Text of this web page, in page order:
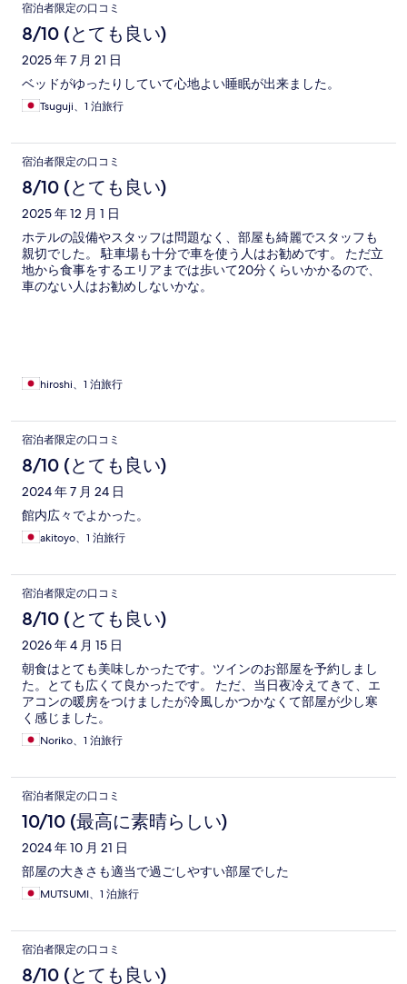
宿泊者限定の口コミ
8/10 (とても良い)
2025 年 7 月 21 日
ベッドがゆったりしていて心地よい睡眠が出来ました。
Tsuguji、1 泊旅行
宿泊者限定の口コミ
8/10 (とても良い)
2025 年 12 月 1 日
ホテルの設備やスタッフは問題なく、部屋も綺麗でスタッフも
親切でした。 駐車場も十分で車を使う人はお勧めです。 ただ立
地から食事をするエリアまでは歩いて20分くらいかかるので、
車のない人はお勧めしないかな。
hiroshi、1 泊旅行
宿泊者限定の口コミ
8/10 (とても良い)
2024 年 7 月 24 日
館内広々でよかった。
akitoyo、1 泊旅行
宿泊者限定の口コミ
8/10 (とても良い)
2026 年 4 月 15 日
朝食はとても美味しかったです。ツインのお部屋を予約しまし
た。とても広くて良かったです。 ただ、当日夜冷えてきて、エ
アコンの暖房をつけましたが冷風しかつかなくて部屋が少し寒
く感じました。
Noriko、1 泊旅行
宿泊者限定の口コミ
10/10 (最高に素晴らしい)
2024 年 10 月 21 日
部屋の大きさも適当で過ごしやすい部屋でした
MUTSUMI、1 泊旅行
宿泊者限定の口コミ
8/10 (とても良い)